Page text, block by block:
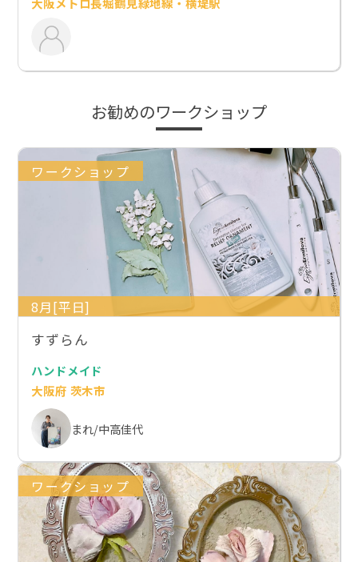
お勧めのワークショップ
ワークショップ
8月[平日]
すずらん
ハンドメイド
大阪府 茨木市
まれ/中高佳代
ワークショップ